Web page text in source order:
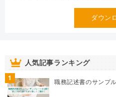
ダウン
人気記事ランキング
1 職務記述書のサンプ